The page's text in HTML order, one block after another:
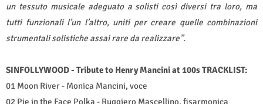
un tessuto musicale adeguato a solisti così diversi tra loro, ma
tutti funzionali l’un l’altro, uniti per creare quelle combinazioni
strumentali solistiche assai rare da realizzare”.
SINFOLLYWOOD - Tribute to Henry Mancini at 100s TRACKLIST:
01 Moon River - Monica Mancini, voce
02 Pie in the Face Polka - Ruggiero Mascellino, fisarmonica